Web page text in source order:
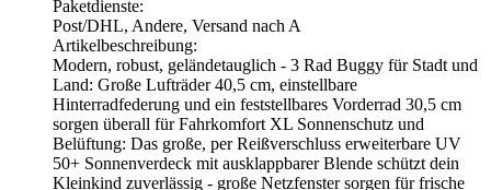
Paketdienste:
Post/DHL, Andere, Versand nach A
Artikelbeschreibung:
Modern, robust, geländetauglich - 3 Rad Buggy für Stadt und
Land: Große Lufträder 40,5 cm, einstellbare
Hinterradfederung und ein feststellbares Vorderrad 30,5 cm
sorgen überall für Fahrkomfort XL Sonnenschutz und
Belüftung: Das große, per Reißverschluss erweiterbare UV
50+ Sonnenverdeck mit ausklappbarer Blende schützt dein
Kleinkind zuverlässig - große Netzfenster sorgen für frische